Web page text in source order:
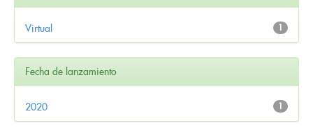
1
Virtual
Fecha de lanzamiento
1
2020